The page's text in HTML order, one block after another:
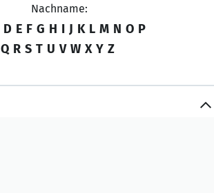
Nachname:
D E F G H I J K L M N O P
Q R S T U V W X Y Z